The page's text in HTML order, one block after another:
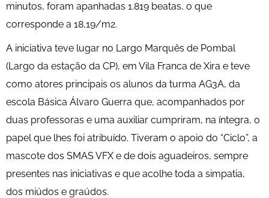
minutos, foram apanhadas 1.819 beatas, o que
corresponde a 18,19/m2.
A iniciativa teve lugar no Largo Marquês de Pombal
(Largo da estação da CP), em Vila Franca de Xira e teve
como atores principais os alunos da turma AG3A, da
escola Básica Álvaro Guerra que, acompanhados por
duas professoras e uma auxiliar cumpriram, na íntegra, o
papel que lhes foi atribuído. Tiveram o apoio do “Ciclo”, a
mascote dos SMAS VFX e de dois aguadeiros, sempre
presentes nas iniciativas e que acolhe toda a simpatia,
dos miúdos e graúdos.